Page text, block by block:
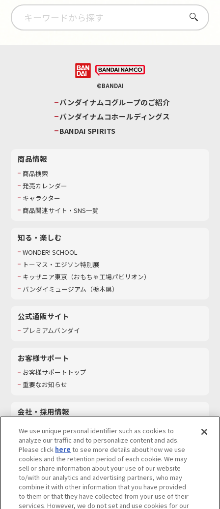
さがす
©BANDAI
バンダイナムコグループのご紹介
バンダイナムコホールディングス
BANDAI SPIRITS
商品情報
商品検索
発売カレンダー
キャラクター
商品関連サイト・SNS一覧
知る・楽しむ
WONDER! SCHOOL
トーマス・エジソン特別展
キッザニア東京（おもちゃ工場パビリオン）​
バンダイミュージアム（栃木県）
公式通販サイト
プレミアムバンダイ
お客様サポート
お客様サポートトップ
重要なお知らせ
会社・採用情報
採用情報
サステナビリティ
お問い合わせ
ウェブサイトご利用条件 ソーシャルメディアポリシー
We use unique personal identifier such as cookies to
analyze our traffic and to personalize content and ads.
Please click here to see more details about how we use
cookies and the retention period of each cookie. We may
sell or share information about your use of our website
to/with our analytics and advertising partners, who may
combine it with other information that you have provided
to them or that they have collected from your use of their
services. However, we do not set and use cookies for our